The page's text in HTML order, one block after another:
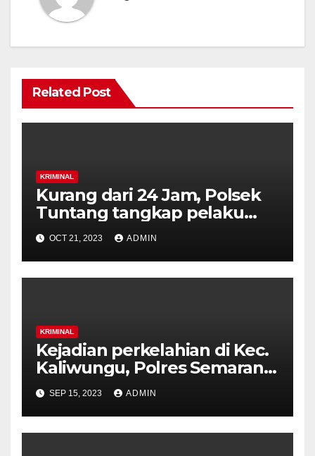
Related Post
KRIMINAL
Kurang dari 24 Jam, Polsek
Tuntang tangkap pelaku
penusukan karyawan
Koperasi.
OCT 21, 2023 ADMIN
KRIMINAL
Kejadian perkelahian di Kec.
Kaliwungu, Polres Semarang
Gelar Press Release.
SEP 15, 2023 ADMIN